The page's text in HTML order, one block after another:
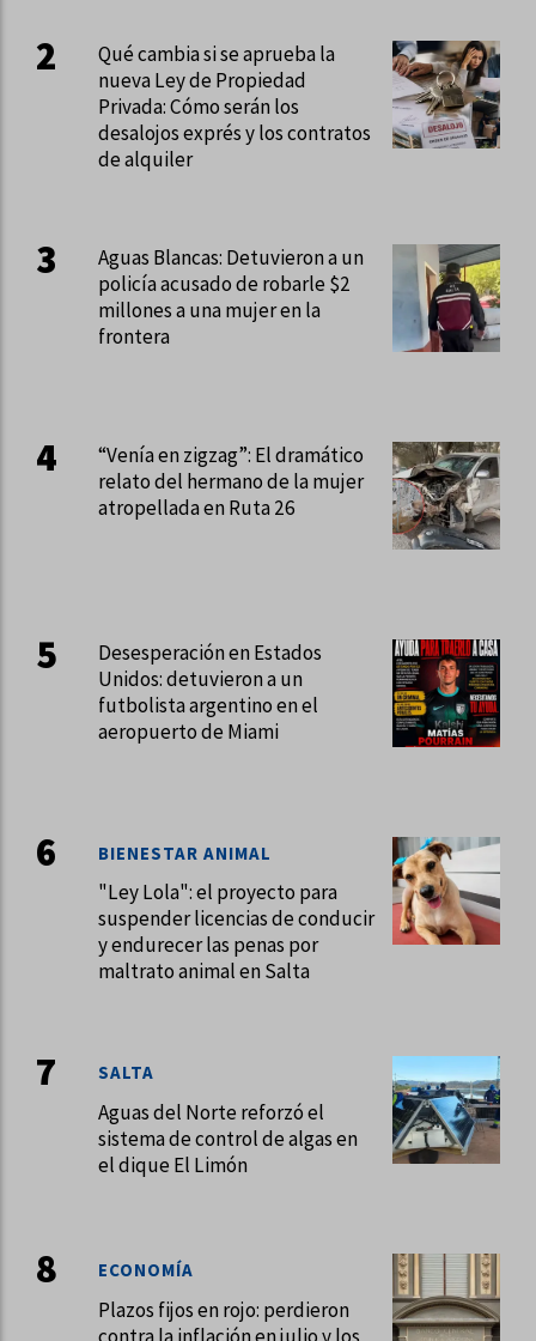
Qué cambia si se aprueba la
nueva Ley de Propiedad
Privada: Cómo serán los
desalojos exprés y los contratos
de alquiler
Aguas Blancas: Detuvieron a un
policía acusado de robarle $2
millones a una mujer en la
frontera
“Venía en zigzag”: El dramático
relato del hermano de la mujer
atropellada en Ruta 26
Desesperación en Estados
Unidos: detuvieron a un
futbolista argentino en el
aeropuerto de Miami
"Ley Lola": el proyecto para
suspender licencias de conducir
y endurecer las penas por
maltrato animal en Salta
BIENESTAR ANIMAL
Aguas del Norte reforzó el
sistema de control de algas en
el dique El Limón
SALTA
Plazos fijos en rojo: perdieron
ECONOMÍA